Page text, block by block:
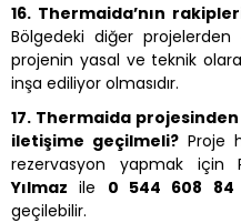
16. Thermaida’nın
Bölgedeki diğer
projenin yasal ve teknik
inşa ediliyor olmasıdır.
17. Thermaida
iletişime geçilmeli?Proje
rezervasyon yapmak için
Yılmaz ile 0 544 608 84
geçilebilir.